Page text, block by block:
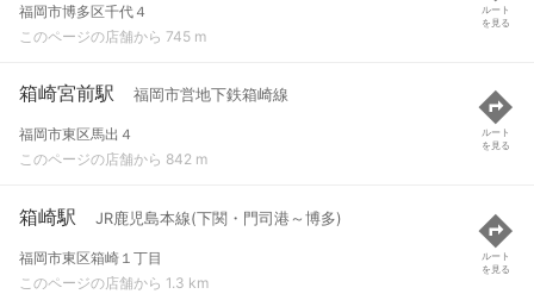
福岡市博多区千代４
このページの店舗から 745 m
ルート
を見る
箱崎宮前駅 福岡市営地下鉄箱崎線
福岡市東区馬出４
このページの店舗から 842 m
ルート
を見る
箱崎駅 JR鹿児島本線(下関・門司港～博多)
福岡市東区箱崎１丁目
このページの店舗から 1.3 km
ルート
を見る